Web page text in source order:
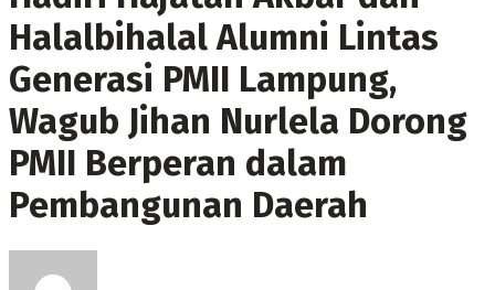
Halalbihalal Alumni Lintas
Generasi PMII Lampung,
Wagub Jihan Nurlela Dorong
PMII Berperan dalam
Pembangunan Daerah